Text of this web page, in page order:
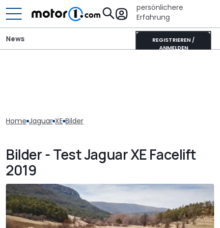
persönlichere
Erfahrung
REGISTRIEREN /
ANMELDEN
News
Home Jaguar XE Bilder
Bilder - Test Jaguar XE Facelift
2019